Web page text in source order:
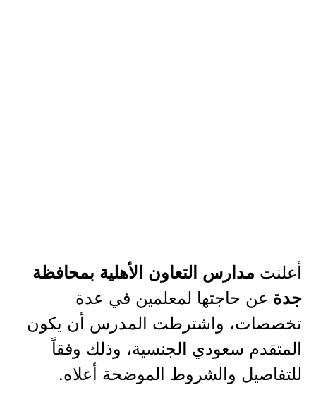
أعلنت مدارس التعاون الأهلية بمحافظة
جدة عن حاجتها لمعلمين في عدة
تخصصات، واشترطت المدرس أن يكون
المتقدم سعودي الجنسية، وذلك وفقاً
للتفاصيل والشروط الموضحة أعلاه.